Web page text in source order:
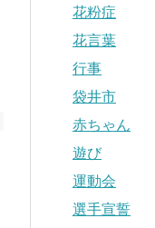
花粉症
花言葉
行事
袋井市
赤ちゃん
遊び
運動会
選手宣誓